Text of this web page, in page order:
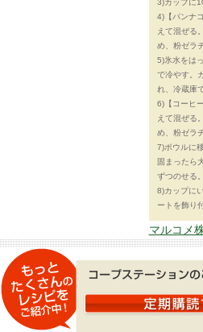
3)カップに
4)【パンナ
えて混ぜる
め、粉ゼラ
5)氷水をは
で冷やす。
れ、冷蔵庫
6)【コーヒ
えて混ぜる
め、粉ゼラ
7)ボウルに
固まったら
ずつのせる
8)カップに
ートを飾り
マルコメ